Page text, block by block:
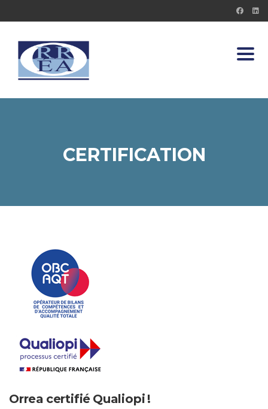
CERTIFICATION
Orrea certifié Qualiopi !